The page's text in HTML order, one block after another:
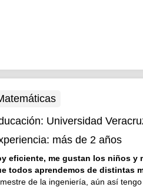
Universidad
más de 2 años
eficiente, me gustan los niños y
todos aprendemos de distintas
de la ingeniería, aún así tengo tiempo libre y me encanta